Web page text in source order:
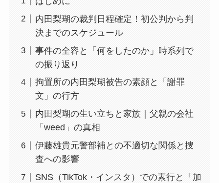
内田梨瑚の裁判日程確定！初公判から判
決までのスケジュール
事件の全容と「何をしたのか」時系列で
の振り返り
拘置所の内田梨瑚被告の素顔と「謝罪
文」の行方
内田梨瑚の生い立ちと家族｜父親の会社
「weed」の真相
伊藤雄貴元警部補との不適切な関係と捜
査への影響
SNS（TikTok・インスタ）での素行と「加